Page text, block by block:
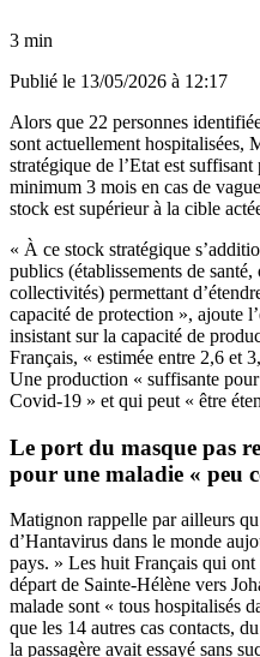
3 min
Publié le 13/05/2026 à 12:17
Alors que 22 personnes
sont actuellement hospitalisées,
stratégique de l’Etat est
minimum 3 mois en cas de
stock est supérieur à la cible
« À ce stock stratégique
publics (établissements de santé,
collectivités) permettant
capacité de protection », ajoute
insistant sur la capacité de
Français, « estimée entre 2,6 et
Une production « suffisante
Covid-19 » et qui peut « être
Le port du masque pas
pour une maladie « peu
Matignon rappelle par ailleurs
d’Hantavirus dans le monde
pays. » Les huit Français qui
départ de Sainte-Hélène vers
malade sont « tous hospitalisés
que les 14 autres cas contacts,
la passagère avait essayé sans